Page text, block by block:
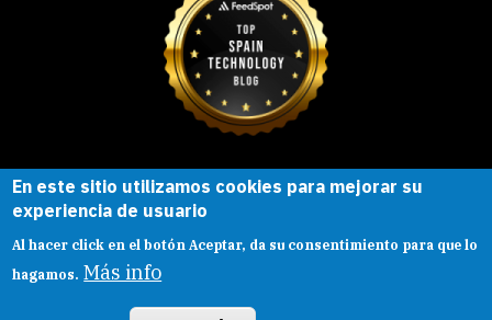
Esta obra está bajo una
Creative Commons
Reconocimiento-
CompartirIgual |
En este sitio utilizamos cookies para mejorar su
experiencia de usuario
Al hacer click en el botón Aceptar, da su consentimiento para que lo
hagamos. Más info